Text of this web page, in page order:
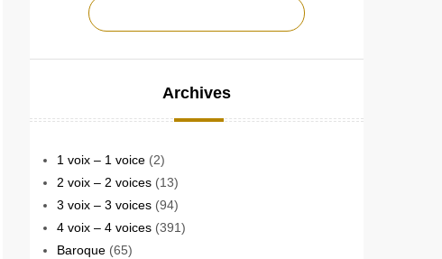
Archives
1 voix – 1 voice (2)
2 voix – 2 voices (13)
3 voix – 3 voices (94)
4 voix – 4 voices (391)
Baroque (65)